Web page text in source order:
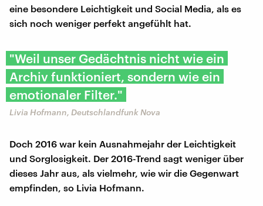
eine besondere Leichtigkeit und Social Media, als es
sich noch weniger perfekt angefühlt hat.
"Weil unser Gedächtnis nicht wie ein
Archiv funktioniert, sondern wie ein
emotionaler Filter."
Livia Hofmann, Deutschlandfunk Nova
Doch 2016 war kein Ausnahmejahr der Leichtigkeit
und Sorglosigkeit. Der 2016-Trend sagt weniger über
dieses Jahr aus, als vielmehr, wie wir die Gegenwart
empfinden, so Livia Hofmann.